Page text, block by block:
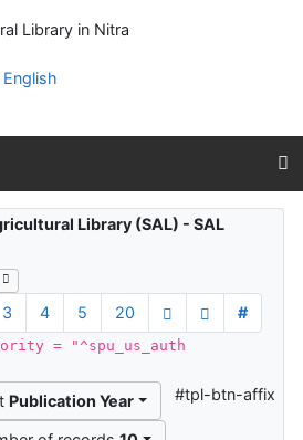
English
Library (SAL) - SAL
3 4 5 20
#
= "^spu_us_auth
Publication Year #tpl-btn-affix